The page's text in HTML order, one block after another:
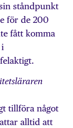
ståndpunkt
för de 200
fått komma
tillföra något
alltid att